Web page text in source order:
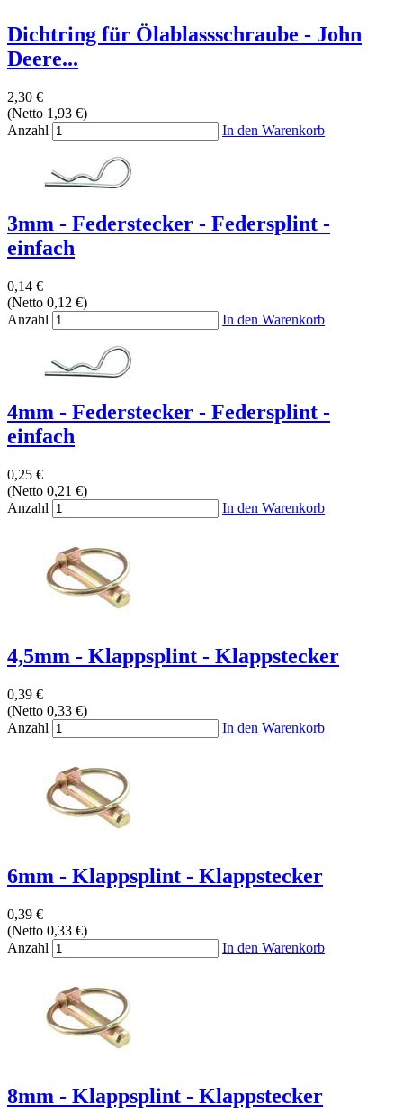
Dichtring für Ölablassschraube - John
Deere...
2,30 €
(Netto 1,93 €)
Anzahl
In den Warenkorb
3mm - Federstecker - Federsplint -
einfach
0,14 €
(Netto 0,12 €)
Anzahl
In den Warenkorb
4mm - Federstecker - Federsplint -
einfach
0,25 €
(Netto 0,21 €)
Anzahl
In den Warenkorb
4,5mm - Klappsplint - Klappstecker
0,39 €
(Netto 0,33 €)
Anzahl
In den Warenkorb
6mm - Klappsplint - Klappstecker
0,39 €
(Netto 0,33 €)
Anzahl
In den Warenkorb
8mm - Klappsplint - Klappstecker